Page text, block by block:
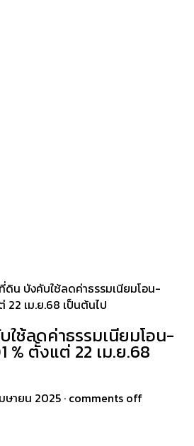
ดิน บังคับใช้ลดค่าธรรมเนียมโอน-
22 เม.ย.68 เป็นต้นไป
ช้ลดค่าธรรมเนียมโอน-
% ตั้งแต่ 22 เม.ย.68
ษายน 2025 · comments off